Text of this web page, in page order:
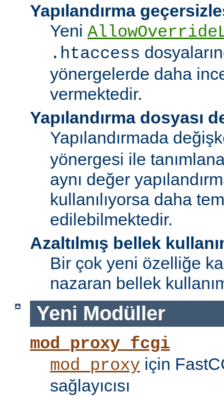
Yapılandırma
Yeni
.htaccess
yönergelerde daha
vermektedir.
Yapılandırma dosyası
Yapılandırmada
yönergesi ile
aynı değer
kullanılıyorsa daha
edilebilmektedir.
Azaltılmış bellek
Bir çok yeni özelliğe
nazaran bellek
Yeni Modüller
mod_proxy_fcgi
mod_proxy için
sağlayıcısı